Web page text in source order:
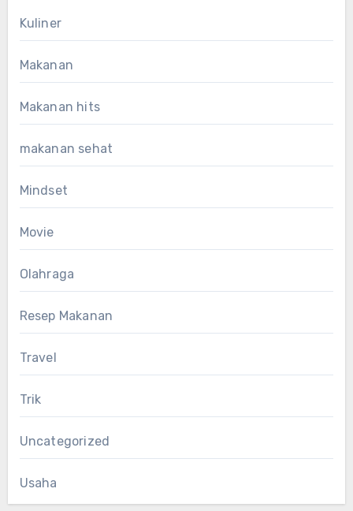
Kuliner
Makanan
Makanan hits
makanan sehat
Mindset
Movie
Olahraga
Resep Makanan
Travel
Trik
Uncategorized
Usaha